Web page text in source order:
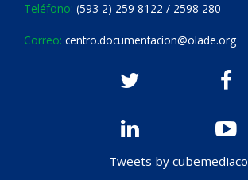
Teléfono: (593 2) 259 8122 / 2598 280
Correo: centro.documentacion@olade.org
Tweets by cubemediaco